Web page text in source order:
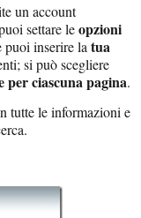
un account
settare leopzioni
puoi inserire la tua
si può scegliere
ciascuna pagina.
tutte le informazioni e